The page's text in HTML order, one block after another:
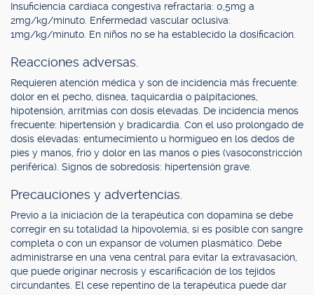
Insuficiencia cardíaca congestiva refractaria: 0,5mg a
2mg/kg/minuto. Enfermedad vascular oclusiva:
1mg/kg/minuto. En niños no se ha establecido la dosificación.
Reacciones adversas.
Requieren atención médica y son de incidencia más frecuente:
dolor en el pecho, disnea, taquicardia o palpitaciones,
hipotensión, arritmias con dosis elevadas. De incidencia menos
frecuente: hipertensión y bradicardia. Con el uso prolongado de
dosis elevadas: entumecimiento u hormigueo en los dedos de
pies y manos, frío y dolor en las manos o pies (vasoconstricción
periférica). Signos de sobredosis: hipertensión grave.
Precauciones y advertencias.
Previo a la iniciación de la terapéutica con dopamina se debe
corregir en su totalidad la hipovolemia, si es posible con sangre
completa o con un expansor de volumen plasmático. Debe
administrarse en una vena central para evitar la extravasación,
que puede originar necrosis y escarificación de los tejidos
circundantes. El cese repentino de la terapéutica puede dar